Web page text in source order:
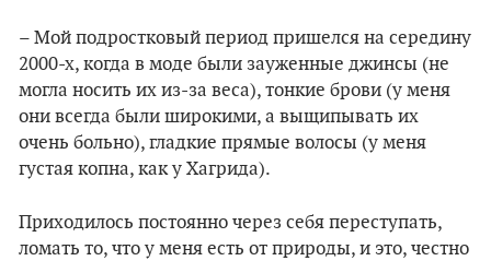
– Мой подростковый период пришелся на середину
2000-х, когда в моде были зауженные джинсы (не
могла носить их из-за веса), тонкие брови (у меня
они всегда были широкими, а выщипывать их
очень больно), гладкие прямые волосы (у меня
густая копна, как у Хагрида).
Приходилось постоянно через себя переступать,
ломать то, что у меня есть от природы, и это, честно